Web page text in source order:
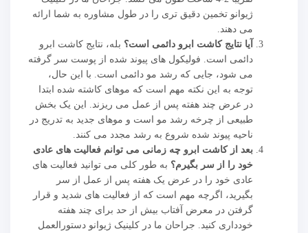
ژیوانو تخمین دقیق تری را در طول مشاوره به شما ارائه
می دهند.
آیا نتایج کاشت ابرو دائمی است؟ بله، نتایج کاشت ابرو
دائمی است. فولیکول های پیوند شده از پوست سر گرفته
می شود، جایی که رشد مو دائمی است. با این حال،
توجه به این نکته مهم است که موهای کاشته شده ابتدا
در عرض چند هفته پس از عمل می ریزند. این یک بخش
طبیعی از چرخه رشد مو است و موهای جدید به تدریج در
ناحیه پیوند شده شروع به رشد مجدد می کنند.
بعد از کاشت ابرو چه زمانی می توانم فعالیت های عادی
خود را از سر بگیرم؟ به طور کلی می توانید فعالیت های
عادی خود را در عرض یک هفته پس از عمل از سر
بگیرید، اگرچه مهم است که از فعالیت های شدید و قرار
گرفتن در معرض آفتاب بیش از حد برای چند هفته
خودداری کنید. جراحان ما در کلینیک ژیوانو دستورالعمل